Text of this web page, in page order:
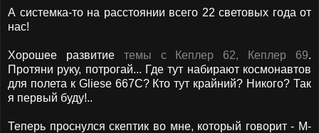
А системка-то на расстоянии всего 22 световых года от
нас!
Хорошее развитие темы с Кеплер 62, Кеплер 69.
Протяни руку, потрогай... Где тут набирают космонавтов
для полета к Gliese 667C? Кто тут крайний? Никого? Так
я первый буду!..
Теперь проснулся скептик во мне, который говорит - М-